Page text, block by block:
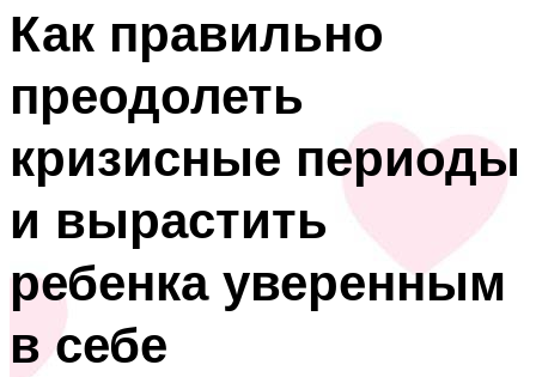
Как правильно
преодолеть
кризисные периоды
и вырастить
ребенка уверенным
в себе